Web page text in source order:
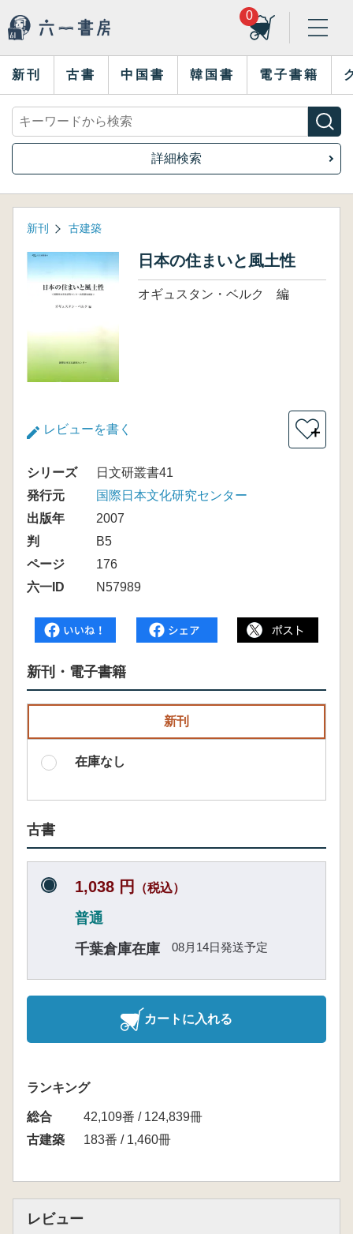
0
新刊 古書 中国書 韓国書 電子書籍
詳細検索
新刊 古建築
日本の住まいと風土性
オギュスタン・ベルク 編
レビューを書く ＋
シリーズ
日文研叢書41
発行元
国際日本文化研究センター
出版年
2007
判
B5
ページ
176
六一ID
N57989
新刊・電子書籍
新刊
在庫なし
古書
1,038 円 （税込）
普通
千葉倉庫在庫
08月14日発送予定
カートに入れる
ランキング
総合
42,109番 / 124,839冊
古建築
183番 / 1,460冊
レビュー